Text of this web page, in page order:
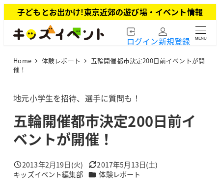
イ
子どもとお出かけ!東京近郊の遊び場・イベント情報
ログイン新規登録 MENU
Home 体験レポート
五輪開催都市決定200日前イベントが開
催！
地元小学生を招待、選手に質問も！
五輪開催都市決定200日前イ
ベントが開催！
投稿日
2013年2月19日(火) 更新日
2017年5月13日(土)
著
キッズイベント編集部 カテゴリー
体験レポート